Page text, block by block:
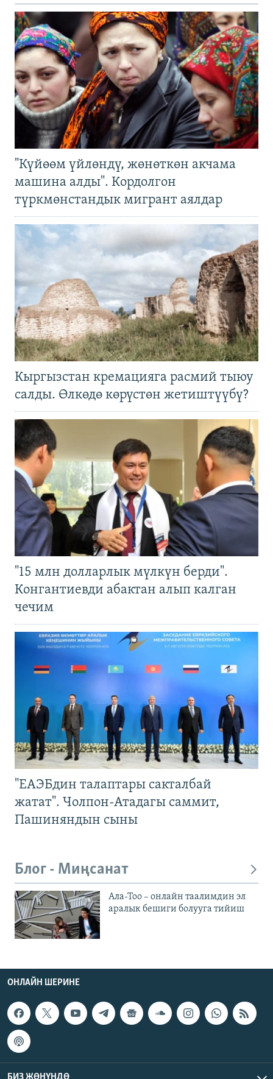
"Күйөөм үйлөндү, жөнөткөн акчама
машина алды". Кордолгон
түркмөнстандык мигрант аялдар
Кыргызстан кремацияга расмий тыюу
салды. Өлкөдө көрүстөн жетиштүүбү?
"15 млн долларлык мүлкүн берди".
Конгантиевди абактан алып калган
чечим
"ЕАЭБдин талаптары сакталбай
жатат". Чолпон-Атадагы саммит,
Пашиняндын сыны
Блог - Миңсанат
Ала-Тоо – онлайн таалимдин эл
аралык бешиги болууга тийиш
ОНЛАЙН ШЕРИНЕ